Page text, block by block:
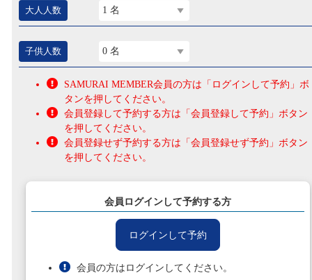
大人人数 1 名
子供人数 0 名
SAMURAI MEMBER会員の方は「ログインして予約」ボ
タンを押してください。
会員登録して予約する方は「会員登録して予約」ボタン
を押してください。
会員登録せず予約する方は「会員登録せず予約」ボタン
を押してください。
会員ログインして予約する方
ログインして予約
会員の方はログインしてください。